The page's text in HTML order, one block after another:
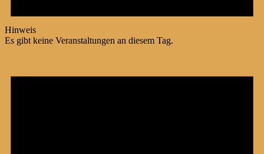
Hinweis
Es gibt keine Veranstaltungen an diesem Tag.